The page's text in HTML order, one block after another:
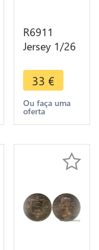
R6911
Jersey 1/26
Victoria
1870 ->
Make offer
33 €
Ou faça uma
oferta